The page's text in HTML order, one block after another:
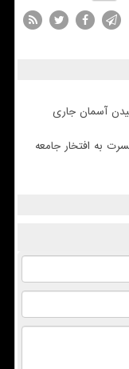
آسمان جاری
به افتخار جامعه